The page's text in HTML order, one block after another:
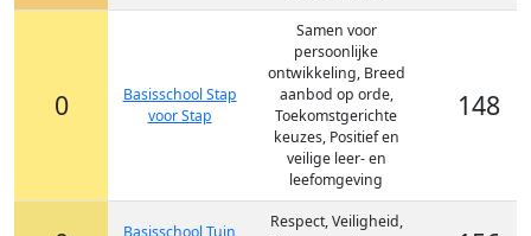
0
Basisschool Stap
voor Stap
Samen voor
persoonlijke
ontwikkeling, Breed
aanbod op orde,
Toekomstgerichte
keuzes, Positief en
veilige leer- en
leefomgeving
148
Basisschool Tuin
Respect, Veiligheid,